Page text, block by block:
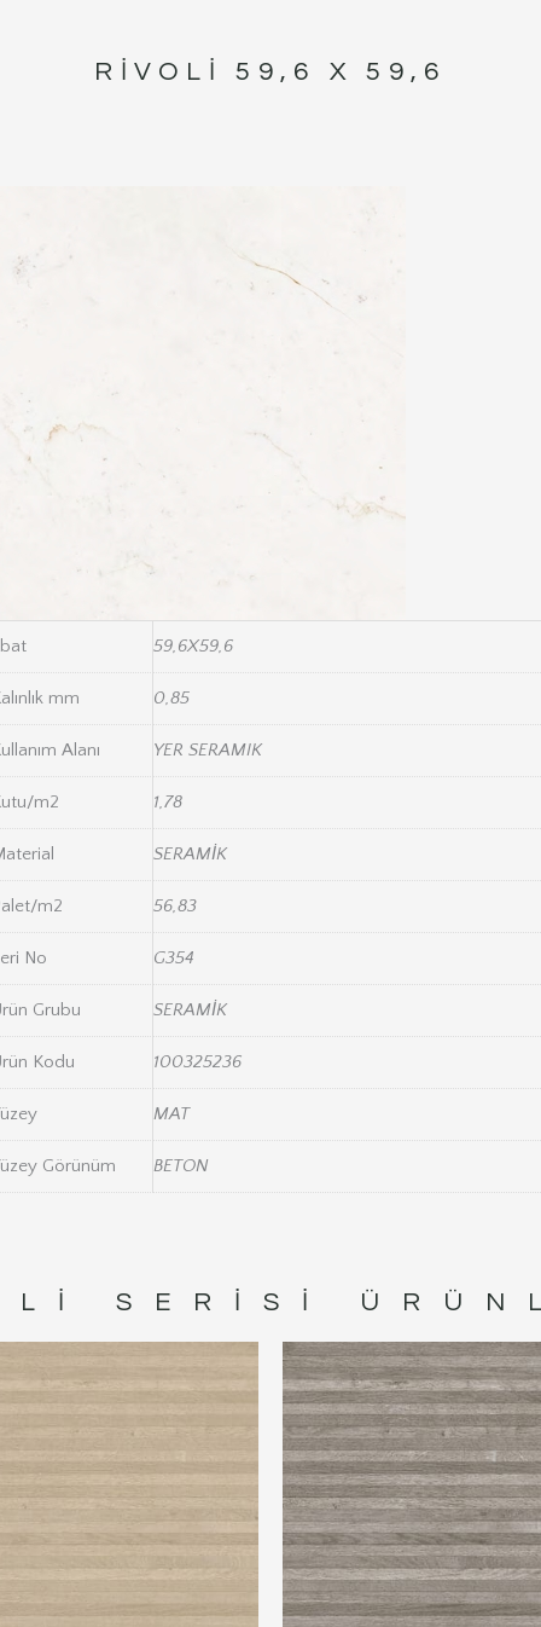
RIVOLI 59,6 X 59,6
59,6X59,6
mm 0,85
Alanı YER SERAMIK
m2 1,78
SERAMİK
m2 56,83
No G354
Grubu SERAMİK
Kodu 100325236
MAT
Görünüm BETON
SERISI